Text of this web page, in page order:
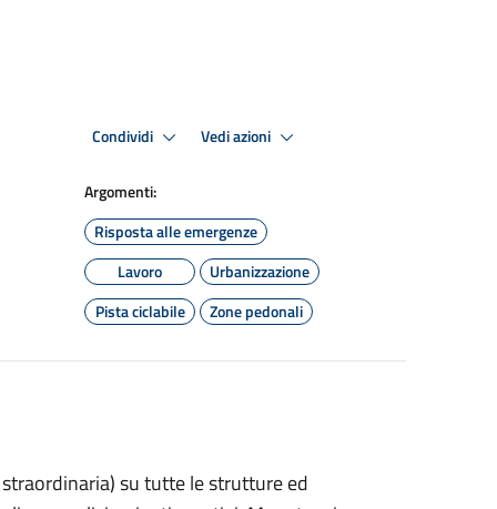
Condividi Vedi azioni
Argomenti:
Risposta alle emergenze
Lavoro
Urbanizzazione
Pista ciclabile
Zone pedonali
su tutte le strutture ed